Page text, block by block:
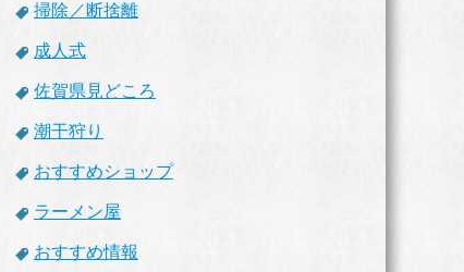
掃除／断捨離
成人式
佐賀県見どころ
潮干狩り
おすすめショップ
ラーメン屋
おすすめ情報